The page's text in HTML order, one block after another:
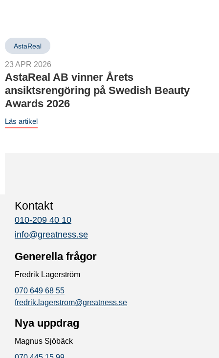
AstaReal
23 APR 2026
AstaReal AB vinner Årets
ansiktsrengöring på Swedish Beauty
Awards 2026
Läs artikel
Kontakt
010-209 40 10
info@greatness.se
Generella frågor
Fredrik Lagerström
070 649 68 55
fredrik.lagerstrom@greatness.se
Nya uppdrag
Magnus Sjöbäck